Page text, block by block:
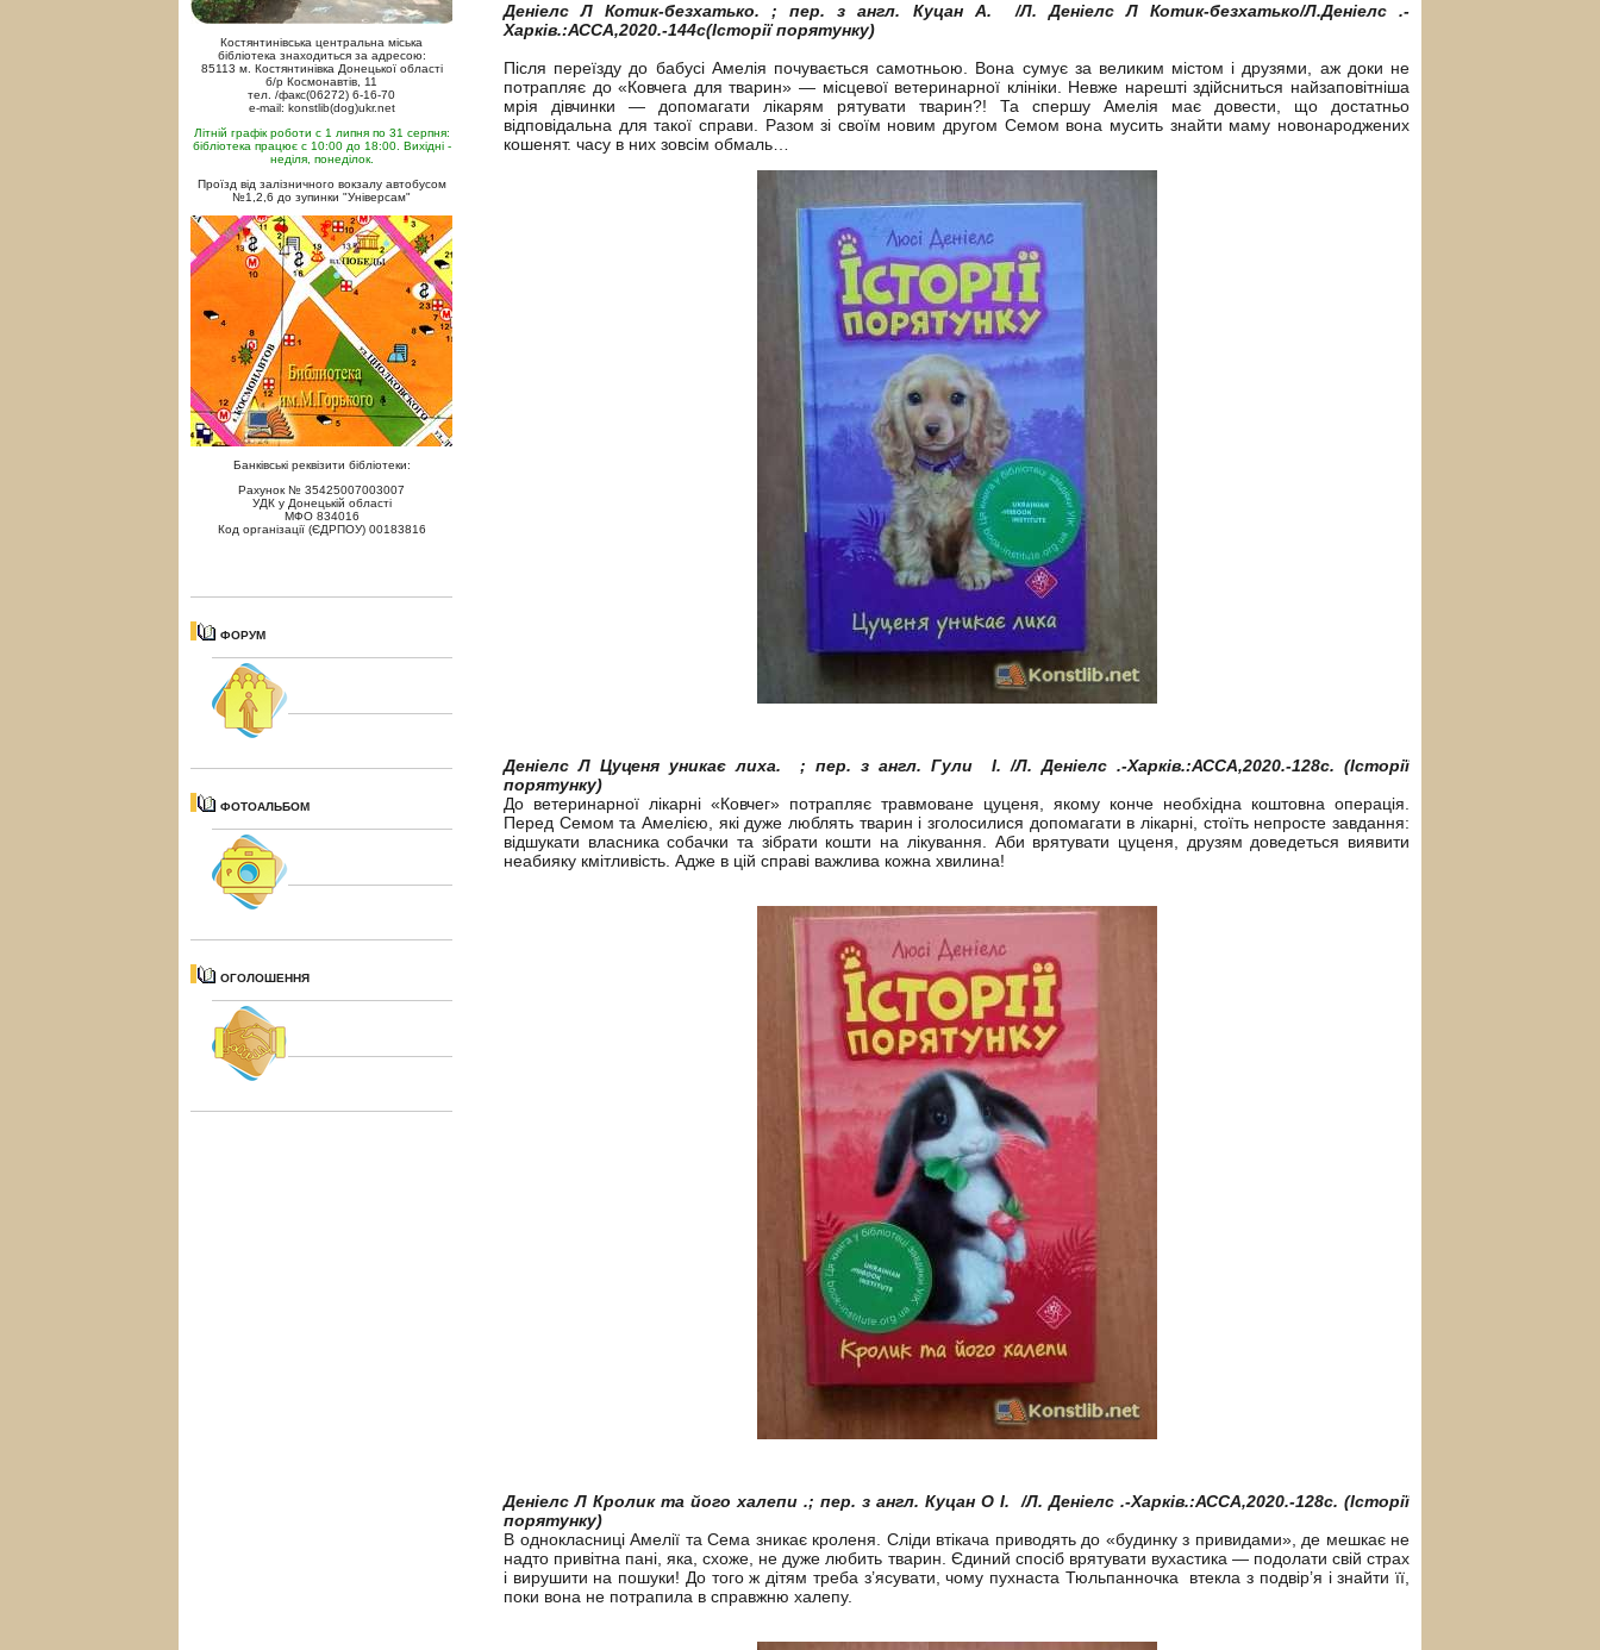
Костянтинівська центральна міська
бібліотека знаходиться за адресою:
85113 м. Костянтинівка Донецької області
б/р Космонавтів, 11
тел. /факс(06272) 6-16-70
e-mail: konstlib(dog)ukr.net
Літній графік роботи с 1 липня по 31 серпня:
бібліотека працює с 10:00 до 18:00. Вихідні -
неділя, понеділок.
Проїзд від залізничного вокзалу автобусом
№1,2,6 до зупинки "Універсам"
Банківські реквізити бібліотеки:
Рахунок № 35425007003007
УДК у Донецькій області
МФО 834016
Код організації (ЄДРПОУ) 00183816
ФОРУМ
ФОТОАЛЬБОМ
ОГОЛОШЕННЯ
Деніелс Л Котик-безхатько. ; пер. з англ. Куцан А. /Л. Деніелс Л Котик-безхатько/Л.Деніелс .-
Харків.:АССА,2020.-144с(Історії порятунку)
Після переїзду до бабусі Амелія почувається самотньою. Вона сумує за великим містом і друзями, аж доки не
потрапляє до «Ковчега для тварин» — місцевої ветеринарної клініки. Невже нарешті здійсниться найзаповітніша
мрія дівчинки — допомагати лікарям рятувати тварин?! Та спершу Амелія має довести, що достатньо
відповідальна для такої справи. Разом зі своїм новим другом Семом вона мусить знайти маму новонароджених
кошенят. часу в них зовсім обмаль…
Деніелс Л Цуценя уникає лиха. ; пер. з англ. Гули І. /Л. Деніелс .-Харків.:АССА,2020.-128с. (Історії
порятунку)
До ветеринарної лікарні «Ковчег» потрапляє травмоване цуценя, якому конче необхідна коштовна операція.
Перед Семом та Амелією, які дуже люблять тварин і зголосилися допомагати в лікарні, стоїть непросте завдання:
відшукати власника собачки та зібрати кошти на лікування. Аби врятувати цуценя, друзям доведеться виявити
неабияку кмітливість. Адже в цій справі важлива кожна хвилина!
Деніелс Л Кролик та його халепи .; пер. з англ. Куцан О І. /Л. Деніелс .-Харків.:АССА,2020.-128с. (Історії
порятунку)
В однокласниці Амелії та Сема зникає кроленя. Сліди втікача приводять до «будинку з привидами», де мешкає не
надто привітна пані, яка, схоже, не дуже любить тварин. Єдиний спосіб врятувати вухастика — подолати свій страх
і вирушити на пошуки! До того ж дітям треба з’ясувати, чому пухнаста Тюльпанночка втекла з подвір’я і знайти її,
поки вона не потрапила в справжню халепу.